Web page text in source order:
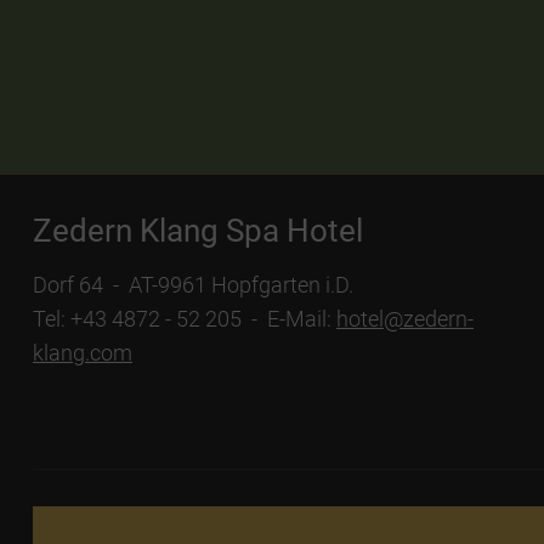
Zedern Klang Spa Hotel
Dorf 64 - AT-9961 Hopfgarten i.D.
Tel: +43 4872 - 52 205 - E-Mail: hotel@zedern-
klang.com